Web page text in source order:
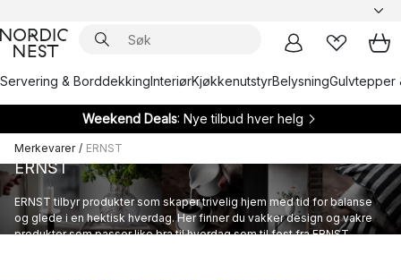
Servering & BorddekkingInteriørKjøkkenutstyrBelysningGulvtepper
Weekend Deals: Nye tilbud hver helg
Merkevarer / ERNST
ERNST
ERNST tilbyr produkter som skaper trivelig hjem med tid for balanse
og glede i en hektisk hverdag. Her finner du vakker design og vakre
produkter som passer like bra til hverdag som til fest fra ERNST.